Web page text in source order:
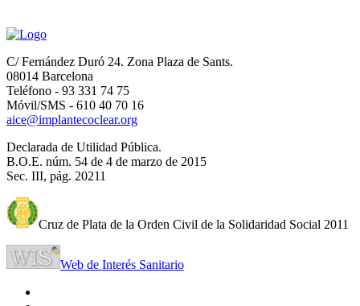
C/ Fernández Duró 24. Zona Plaza de Sants.
08014 Barcelona
Teléfono - 93 331 74 75
Móvil/SMS - 610 40 70 16
aice@implantecoclear.org
Declarada de Utilidad Pública.
B.O.E. núm. 54 de 4 de marzo de 2015
Sec. III, pág. 20211
Cruz de Plata de la Orden Civil de la Solidaridad Social 2011
Web de Interés Sanitario